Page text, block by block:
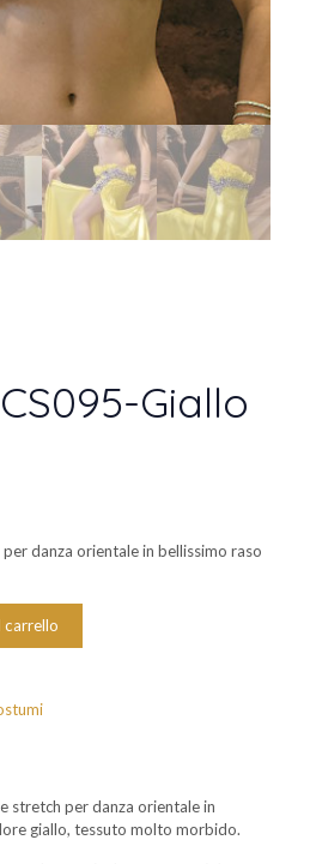
Giallo
danza orientale in bellissimo raso
carrello
stretch per danza orientale in
giallo, tessuto molto morbido.